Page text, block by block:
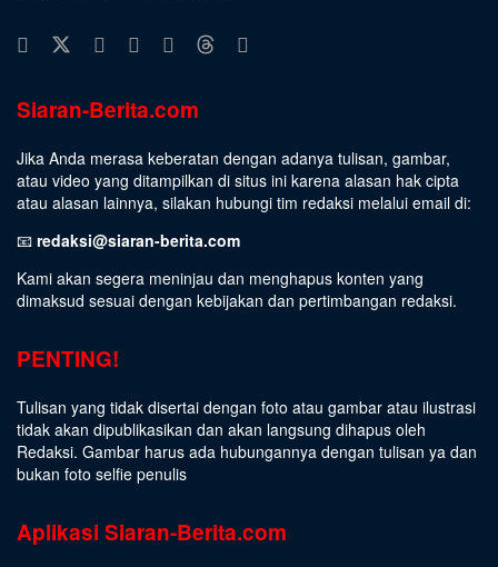
Siaran-Berita.com
Jika Anda merasa keberatan dengan adanya tulisan, gambar,
atau video yang ditampilkan di situs ini karena alasan hak cipta
atau alasan lainnya, silakan hubungi tim redaksi melalui email di:
📧 redaksi@siaran-berita.com
Kami akan segera meninjau dan menghapus konten yang
dimaksud sesuai dengan kebijakan dan pertimbangan redaksi.
PENTING!
Tulisan yang tidak disertai dengan foto atau gambar atau ilustrasi
tidak akan dipublikasikan dan akan langsung dihapus oleh
Redaksi. Gambar harus ada hubungannya dengan tulisan ya dan
bukan foto selfie penulis
Aplikasi Siaran-Berita.com